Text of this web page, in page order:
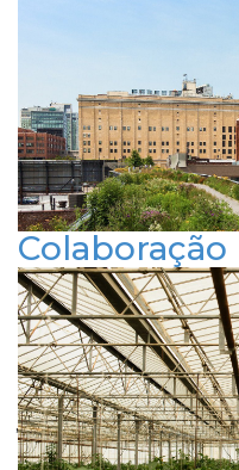
parceria em
urbanos
Publicado em 4 de julho
ARQUITETURA E
RESPONSABILIDADE